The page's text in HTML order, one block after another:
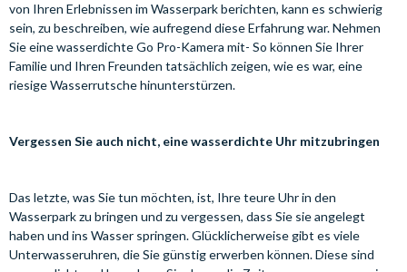
von Ihren Erlebnissen im Wasserpark berichten, kann es schwierig
sein, zu beschreiben, wie aufregend diese Erfahrung war. Nehmen
Sie eine wasserdichte Go Pro-Kamera mit- So können Sie Ihrer
Familie und Ihren Freunden tatsächlich zeigen, wie es war, eine
riesige Wasserrutsche hinunterstürzen.
Vergessen Sie auch nicht, eine wasserdichte Uhr mitzubringen
Das letzte, was Sie tun möchten, ist, Ihre teure Uhr in den
Wasserpark zu bringen und zu vergessen, dass Sie sie angelegt
haben und ins Wasser springen. Glücklicherweise gibt es viele
Unterwasseruhren, die Sie günstig erwerben können. Diese sind